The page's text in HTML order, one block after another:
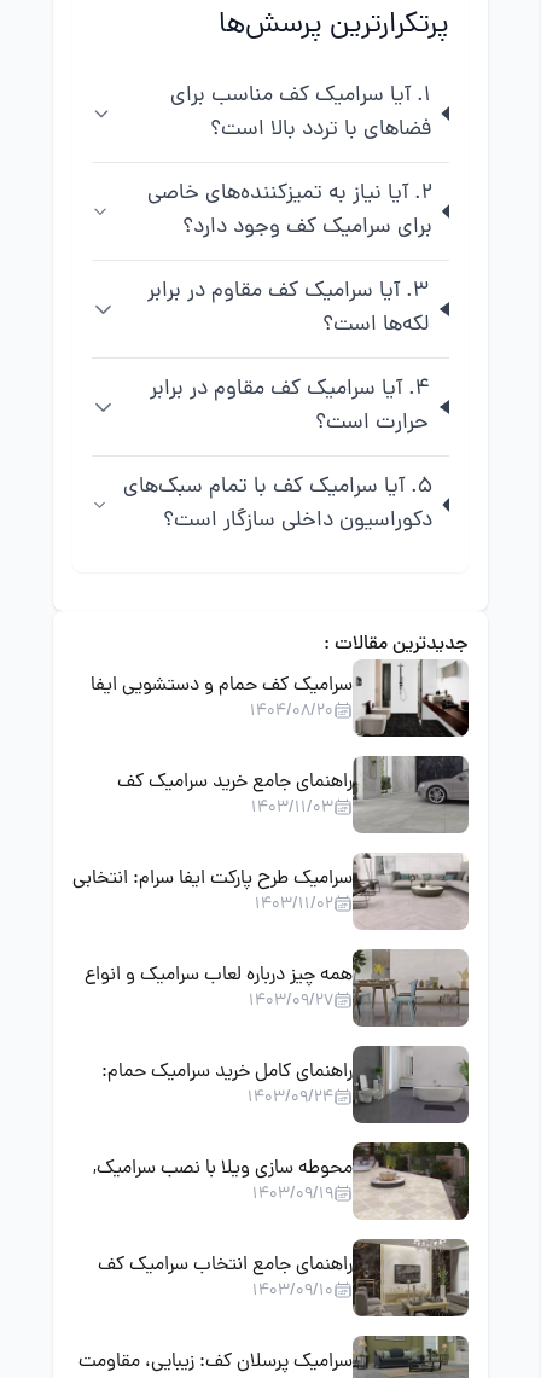
پرتکرارترین پرسش‌ها
1. آیا سرامیک کف مناسب برای
فضاهای با تردد بالا است؟
2. آیا نیاز به تمیزکننده‌های خاصی
برای سرامیک کف وجود دارد؟
3. آیا سرامیک کف مقاوم در برابر
لکه‌ها است؟
4. آیا سرامیک کف مقاوم در برابر
حرارت است؟
5. آیا سرامیک کف با تمام سبک‌های
دکوراسیون داخلی سازگار است؟
جدیدترین مقالات :
سرامیک کف حمام و دستشویی ایفا
سرام | انتخابی ضد لغزش، مقاوم و
1404/08/20
راهنمای جامع خرید سرامیک کف
پارکینگ
1403/11/03
سرامیک طرح پارکت ایفا سرام: انتخابی
زیبا و مقاوم برای دکوراسیون داخلی
1403/11/02
همه چیز درباره لعاب سرامیک و انواع
آن1403/09/27
راهنمای کامل خرید سرامیک حمام:
نکات مهم برای انتخاب سرامیک
1403/09/24
محوطه سازی ویلا با نصب سرامیک,
ترکیب زیبایی و دوام
1403/09/19
راهنمای جامع انتخاب سرامیک کف
پذیرایی؛ بهترین سایز، رنگ و مدل
1403/09/10
سرامیک پرسلان کف: زیبایی، مقاومت